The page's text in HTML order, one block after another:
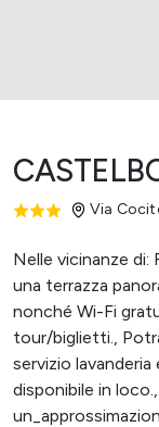
Via
Nelle vicinanze di:
una terrazza
nonché Wi-Fi
tour/biglietti.,
servizio
disponibile in